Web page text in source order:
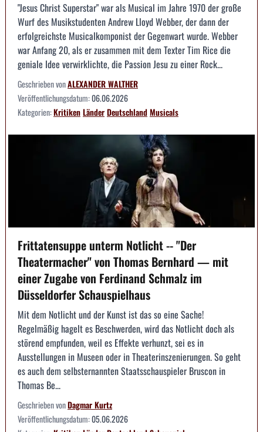
"Jesus Christ Superstar" war als Musical im Jahre 1970 der große
Wurf des Musikstudenten Andrew Lloyd Webber, der dann der
erfolgreichste Musicalkomponist der Gegenwart wurde. Webber
war Anfang 20, als er zusammen mit dem Texter Tim Rice die
geniale Idee verwirklichte, die Passion Jesu zu einer Rock...
Geschrieben vonALEXANDER WALTHER
Veröffentlichungsdatum:06.06.2026
Kategorien:KritikenLänderDeutschlandMusicals
Frittatensuppe unterm Notlicht -- "Der
Theatermacher" von Thomas Bernhard — mit
einer Zugabe von Ferdinand Schmalz im
Düsseldorfer Schauspielhaus
Mit dem Notlicht und der Kunst ist das so eine Sache!
Regelmäßig hagelt es Beschwerden, wird das Notlicht doch als
störend empfunden, weil es Effekte verhunzt, sei es in
Ausstellungen in Museen oder in Theaterinszenierungen. So geht
es auch dem selbsternannten Staatsschauspieler Bruscon in
Thomas Be...
Geschrieben vonDagmar Kurtz
Veröffentlichungsdatum:05.06.2026